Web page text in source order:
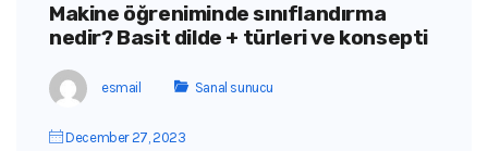
Makine öğreniminde sınıflandırma
nedir? Basit dilde + türleri ve konsepti
esmail Sanal sunucu
December 27, 2023